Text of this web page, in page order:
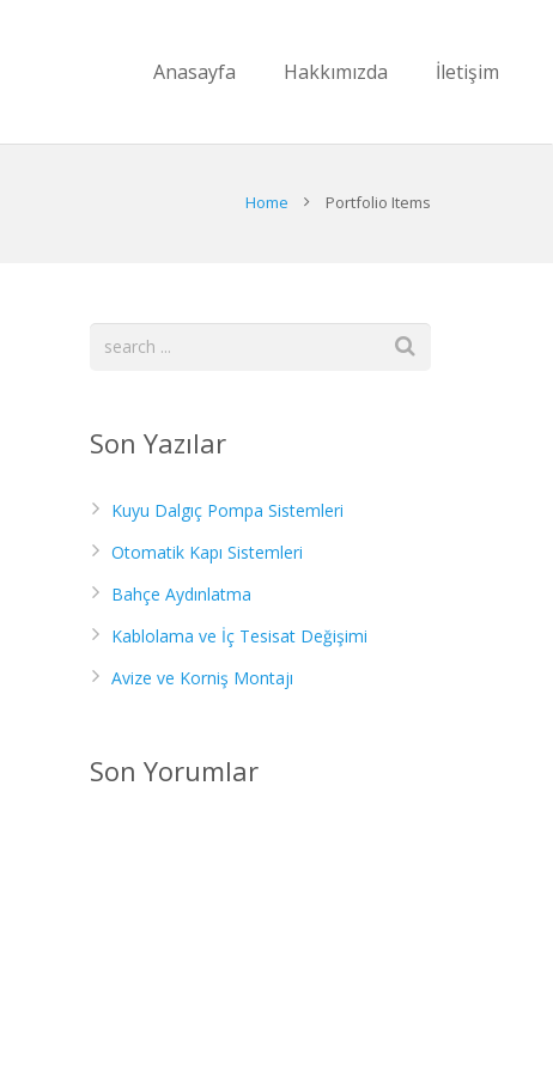
Anasayfa Hakkımızda İletişim
Home Portfolio Items
Son Yazılar
Kuyu Dalgıç Pompa Sistemleri
Otomatik Kapı Sistemleri
Bahçe Aydınlatma
Kablolama ve İç Tesisat Değişimi
Avize ve Korniş Montajı
Son Yorumlar